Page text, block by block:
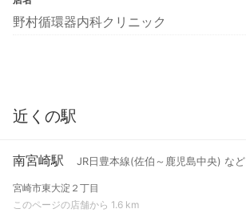
野村循環器内科クリニック
近くの駅
南宮崎駅 JR日豊本線(佐伯～鹿児島中央) など
宮崎市東大淀２丁目
このページの店舗から 1.6 km